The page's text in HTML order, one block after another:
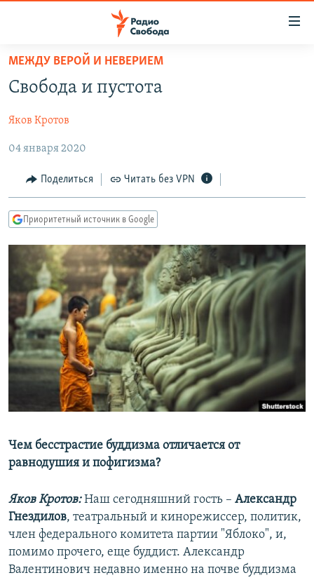
упрощенного
доступа
содержанию
Вернутся
главной
навигации
Вернутся
поиску
ПРОГРАММЫ
ПОДКАСТЫ
АВТОРСКИЕ ПРОЕКТЫ
ЦИТАТЫ СВОБОДЫ
МНЕНИЯ
КУЛЬТУРА
IDEL.РЕАЛИИ
КАВКАЗ.РЕАЛИИ
СЕВЕР.РЕАЛИИ
СИБИРЬ.РЕАЛИИ
РАСПИСАНИЕ ВЕЩАНИЯ
ПОДПИШИТЕСЬ НА РАССЫЛКУ
СОЦИАЛЬНЫЕ СЕТИ
МЕЖДУ ВЕРОЙ И НЕВЕРИЕМ
Свобода и пустота
Яков Кротов
04 января 2020
Поделиться Читать без VPN
Приоритетный источник в Google
Чем бесстрастие буддизма отличается от
равнодушия и пофигизма?
Яков Кротов:Наш сегодняшний гость – Александр
Гнездилов, театральный и кинорежиссер, политик,
член федерального комитета партии "Яблоко", и,
помимо прочего, еще буддист. Александр
Валентинович недавно именно на почве буддизма